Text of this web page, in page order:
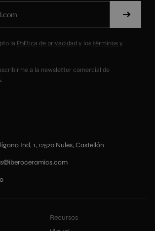
la Política de privacidady los términos y
a la newsletter comercial de
Recursos
Ind, 1, 12520 Nules, Castellón